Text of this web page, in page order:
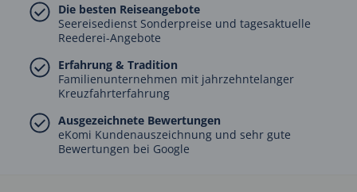
Die besten Reiseangebote
Seereisedienst Sonderpreise und tagesaktuelle
Reederei-Angebote
Erfahrung & Tradition
Familienunternehmen mit jahrzehntelanger
Kreuzfahrterfahrung
Ausgezeichnete Bewertungen
eKomi Kundenauszeichnung und sehr gute
Bewertungen bei Google